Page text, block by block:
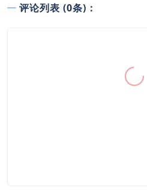
评论列表 (0条)：